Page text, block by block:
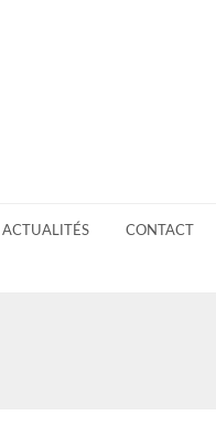
ACTUALITÉS CONTACT